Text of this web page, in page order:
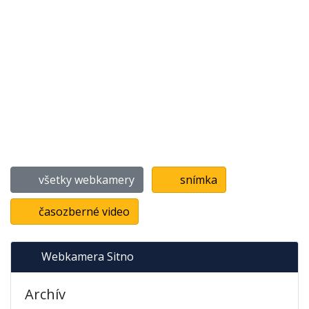
všetky webkamery snímka
časozberné video
Webkamera Sitno
Archív